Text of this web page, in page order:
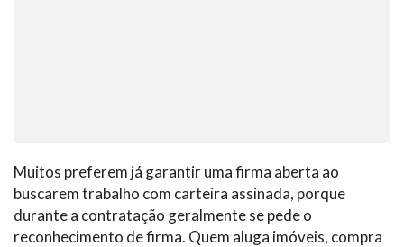
Muitos preferem já garantir uma firma aberta ao
buscarem trabalho com carteira assinada, porque
durante a contratação geralmente se pede o
reconhecimento de firma. Quem aluga imóveis, compra